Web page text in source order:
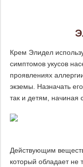
Крем Элидел
симптомов укусов
проявлениях
экземы. Назначать
так и детям, начиная
Действующим
который обладает